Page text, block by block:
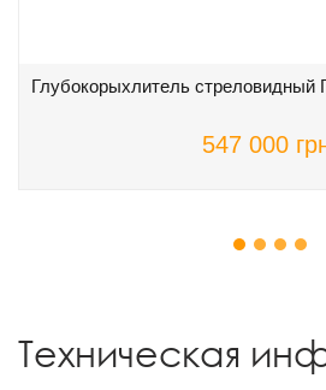
Глубокорыхлитель стреловидный
547 000
1 2 3 4
Техническая